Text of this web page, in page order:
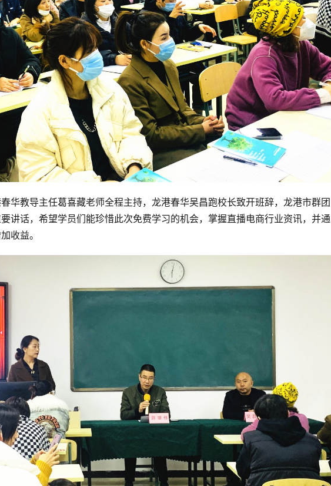
华教导主任葛喜藏老师全程主持，龙港春华吴昌跑校长致开班辞，龙港市群团
讲话，希望学员们能珍惜此次免费学习的机会，掌握直播电商行业资讯，并通
收益。